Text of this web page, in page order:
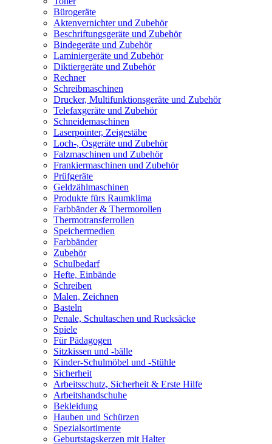
Bürogeräte
Aktenvernichter und Zubehör
Beschriftungsgeräte und Zubehör
Bindegeräte und Zubehör
Laminiergeräte und Zubehör
Diktiergeräte und Zubehör
Rechner
Schreibmaschinen
Drucker, Multifunktionsgeräte und Zubehör
Telefaxgeräte und Zubehör
Schneidemaschinen
Laserpointer, Zeigestäbe
Loch-, Ösgeräte und Zubehör
Falzmaschinen und Zubehör
Frankiermaschinen und Zubehör
Prüfgeräte
Geldzählmaschinen
Produkte fürs Raumklima
Farbbänder & Thermorollen
Thermotransferrollen
Speichermedien
Farbbänder
Zubehör
Schulbedarf
Hefte, Einbände
Schreiben
Malen, Zeichnen
Basteln
Penale, Schultaschen und Rucksäcke
Spiele
Für Pädagogen
Sitzkissen und -bälle
Kinder-Schulmöbel und -Stühle
Sicherheit
Arbeitsschutz, Sicherheit & Erste Hilfe
Arbeitshandschuhe
Bekleidung
Hauben und Schürzen
Spezialsortimente
Geburtstagskerzen mit Halter